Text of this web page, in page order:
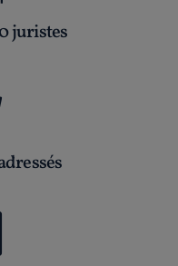
juristes